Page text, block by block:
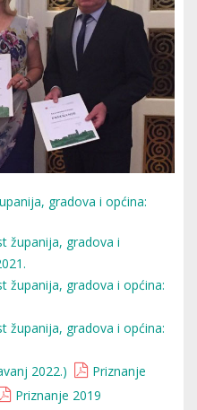
gradova i općina:
županija, gradova i
županija, gradova i općina:
županija, gradova i općina:
2022.)
Priznanje
Priznanje 2019